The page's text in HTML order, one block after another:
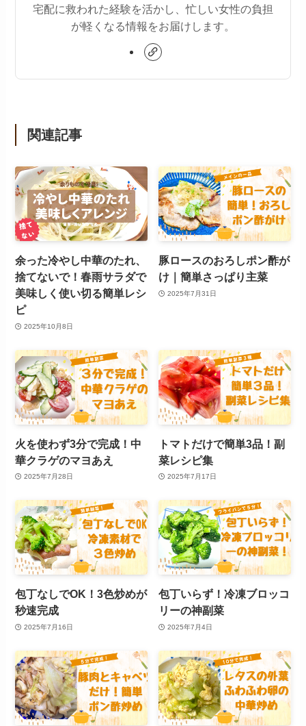
宅配に救われた経験を活かし、忙しい女性の負担
が軽くなる情報をお届けします。
関連記事
余った冷やし中華のたれ、
捨てないで！春雨サラダで
美味しく使い切る簡単レシ
ピ
2025年10月8日
豚ロースのおろしポン酢が
け｜簡単さっぱり主菜
2025年7月31日
火を使わず3分で完成！中
華クラゲのマヨあえ
2025年7月28日
トマトだけで簡単3品！副
菜レシピ集
2025年7月17日
包丁なしでOK！3色炒めが
秒速完成
2025年7月16日
包丁いらず！冷凍ブロッコ
リーの神副菜
2025年7月4日